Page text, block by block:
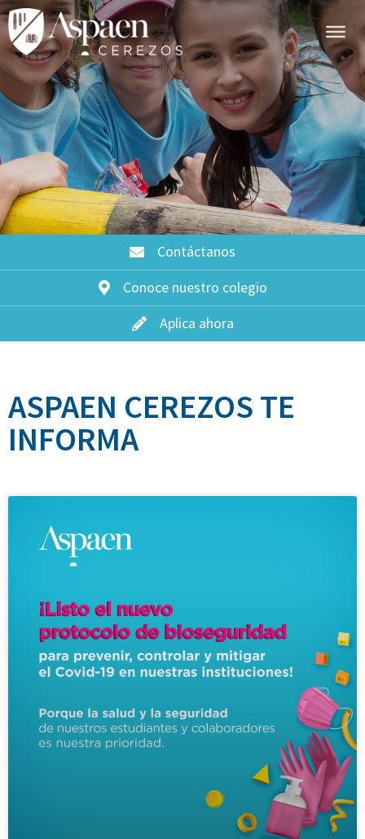
Contáctanos
Conoce nuestro colegio
Aplica ahora
ASPAEN CEREZOS TE
INFORMA